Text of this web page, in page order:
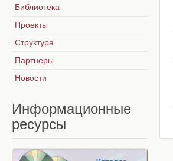
Библиотека
Проекты
Структура
Партнеры
Новости
Информационные
ресурсы